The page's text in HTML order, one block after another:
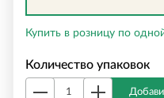
Купить в розницу по
Количество упаковок